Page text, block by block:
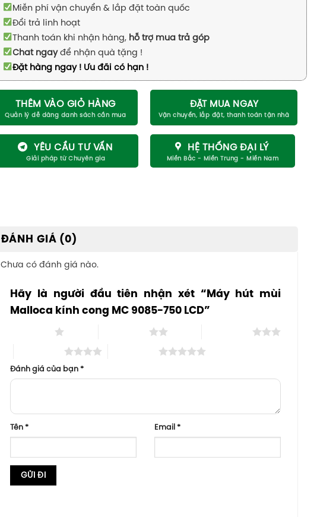
Miễn phí vận chuyển & lắp đặt toàn quốc
Đổi trả linh hoạt
Thanh toán khi nhận hàng, hỗ trợ mua trả góp
Chat ngayđể nhận quà tặng !
Đặt hàng ngay ! Ưu đãi có hạn !
THÊM VÀO GIỎ HÀNG ĐẶT MUA NGAY
YÊU CẦU TƯ VẤN HỆ THỐNG ĐẠI LÝ
ĐÁNH GIÁ (0)
Chưa có đánh giá nào.
Hãy là người đầu tiên nhận xét “Máy hút mùi
Malloca kính cong MC 9085-750 LCD”
Đánh giá của bạn*
Tên* Email*